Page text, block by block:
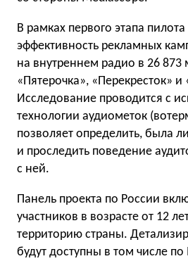
В рамках первого этапа
эффективность рекламных
на внутреннем радио в 26 873
«Пятерочка», «Перекресток»
Исследование проводится с
технологии аудиометок
позволяет определить, была
и проследить поведение
с ней.
Панель проекта по России
участников в возрасте от 12
территорию страны.
будут доступны в том числе